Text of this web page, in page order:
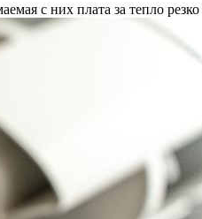
с них плата за тепло резко